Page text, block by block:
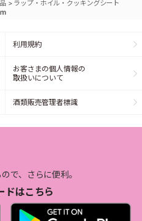
> ラップ・ホイル・クッキングシート
利用規約
お客さまの個人情報の
取扱いについて
酒類販売管理者標識
で、さらに便利。
ドはこちら